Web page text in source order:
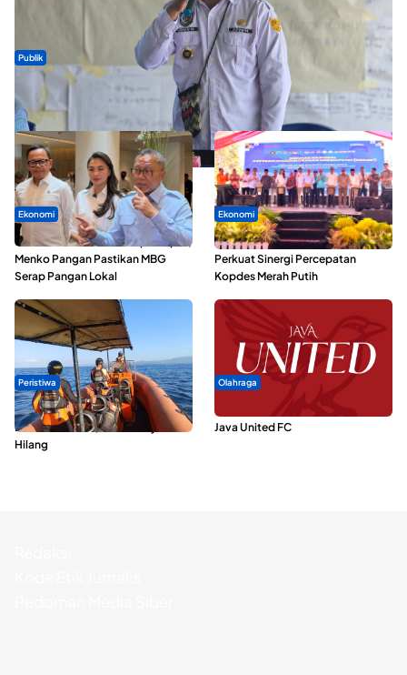
Publik
ABDESI Morotai Apresiasi Penyaluran ADD Rp3,13 Miliar untuk
88 Desa
Ekonomi
SPPG di Maluku Utara Dipercepat,
Menko Pangan Pastikan MBG
Serap Pangan Lokal
Ekonomi
Seminar di Ternate, Mendes
Perkuat Sinergi Percepatan
Kopdes Merah Putih
Peristiwa
Dua Longboat Bertabrakan di
Perairan Taliabu, Satu Nelayan
Hilang
Olahraga
Dari Malut United Berubah Jadi
Java United FC